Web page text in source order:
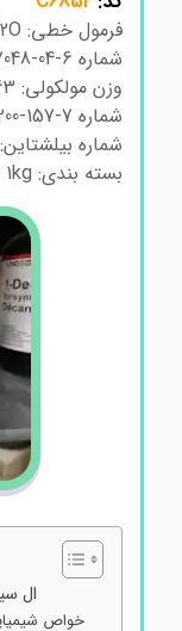
فرمول خطی: HSCH2CH(NH2)COOH · HCl · H2O
شماره CAS: 7048-04-6
وزن مولکولی: 175.63
شماره EC: 200-157-7
شماره بیلشتاین: 5158059
بسته بندی: 25g – 100g – 1kg
ال
خواص شیمیایی